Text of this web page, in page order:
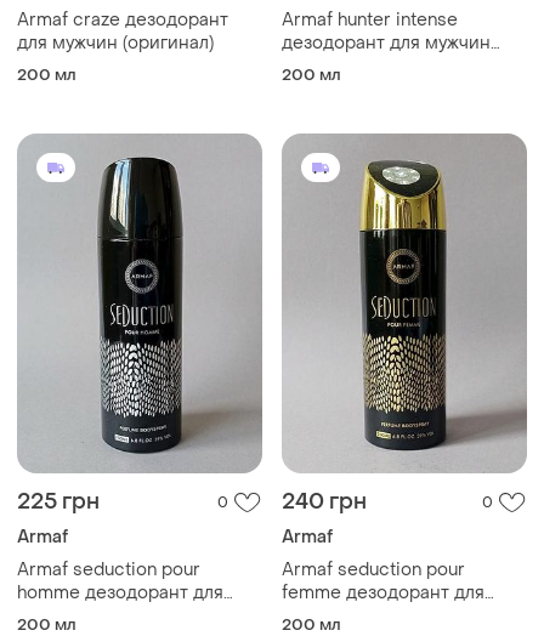
Armaf craze дезодорант
для мужчин (оригинал)
200 мл
Armaf hunter intense
дезодорант для мужчин
(оригинал)
200 мл
225 грн 0
Armaf
Armaf seduction pour
homme дезодорант для
мужчин (оригинал)
200 мл
240 грн 0
Armaf
Armaf seduction pour
femme дезодорант для
женщин (оригинал)
200 мл